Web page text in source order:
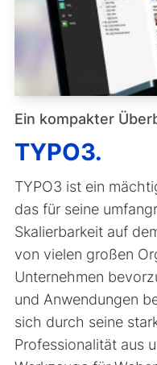
Ein kompakter
TYPO3.
TYPO3 ist ein
das für seine
Skalierbarkeit auf
von vielen großen
Unternehmen
und Anwendungen
sich durch seine
Professionalität aus